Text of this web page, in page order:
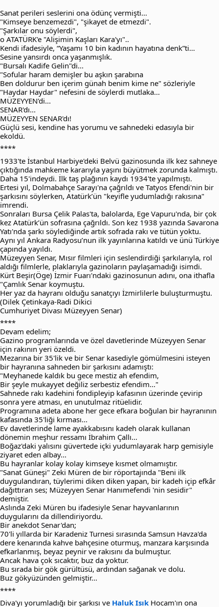
Sanat perileri seslerini ona ödünç vermişti...
"Kimseye benzemezdi", "şikayet de etmezdi".
"Şarkılar onu söylerdi",
o ATATÜRK'e "Alişimin Kaşları Kara'yı"..
Kendi ifadesiyle, “Yaşamı 10 bin kadının hayatına denk”ti…
Sesine yansırdı onca yaşanmışlık.
"Bursalı Kadife Gelin"di...
"Sofular haram demişler bu aşkın şarabına
Ben doldurur ben içerim günah benim kime ne" sözleriyle
"Haydar Haydar" nefesini de söylerdi mutlaka...
MÜZEYYEN'di...
SENAR'dı...
MÜZEYYEN SENAR'dı!
Güçlü sesi, kendine has yorumu ve sahnedeki edasıyla bir
ekoldü.
****
1933'te İstanbul Harbiye'deki Belvü gazinosunda ilk kez sahneye
çıktığında mahkeme kararıyla yaşını büyütmek zorunda kalmıştı.
Daha 15'indeydi. İlk taş plağının kaydı 1934'te yapılmıştı.
Ertesi yıl, Dolmabahçe Sarayı'na çağrıldı ve Tatyos Efendi'nin bir
şarkısını söylerken, Atatürk’ün "keyifle yudumladığı rakısına"
imrendi.
Sonraları Bursa Çelik Palas'ta, balolarda, Ege Vapuru'nda, bir çok
kez Atatürk’ün sofrasına çağrıldı. Son kez 1938 yazında Savarona
Yatı'nda şarkı söylediğinde artık sofrada rakı ve tütün yoktu.
Aynı yıl Ankara Radyosu’nun ilk yayınlarına katıldı ve ünü Türkiye
çapında yayıldı.
Müzeyyen Senar, Mısır filmleri için seslendirdiği şarkılarıyla, rol
aldığı filmlerle, plaklarıyla gazinoların paylaşamadığı isimdi.
Kürt Beşir(Öge) İzmir Fuarı'ndaki gazinosunun adını, ona ithafla
"Çamlık Senar koymuştu.
Her yaz da hayranı olduğu sanatçıyı İzmirlilerle buluşturmuştu.
(Dilek Çetinkaya-Radi Dikici
Cumhuriyet Divası Müzeyyen Senar)
****
Devam edelim;
Gazino programlarında ve özel davetlerinde Müzeyyen Senar
için rakının yeri özeldi.
Mezarına bir 35'lik ve bir Senar kasediyle gömülmesini isteyen
bir hayranına sahneden bir şarkısını adamıştı:
"Meyhanede kaldık bu gece mestiz ah efendim,
Bir şeyle mukayyet değiliz serbestiz efendim..."
Sahnede rakı kadehini fondipleyip kafasının üzerinde çevirip
sonra yere atması, en unutulmaz ritüelidir.
Programına adeta abone her gece efkara boğulan bir hayranının
kafasında 35'liği kırması...
Ev davetlerinde lame ayakkabısını kadeh olarak kullanan
dönemin meşhur ressamı İbrahim Çallı...
Boğaz'daki yalısını güvertede içki yudumlayarak harp gemisiyle
ziyaret eden albay...
Bu hayranlar kolay kolay kimseye kısmet olmamıştır.
"Sanat Güneşi" Zeki Müren de bir röportajında "Beni ilk
duygulandıran, tüylerimi diken diken yapan, bir kadeh içip efkâr
dağıttıran ses; Müzeyyen Senar Hanımefendi 'nin sesidir"
demiştir.
Aslında Zeki Müren bu ifadesiyle Senar hayvanlarının
duygularını da dillendiriyordu.
Bir anekdot Senar'dan;
70'li yıllarda bir Karadeniz Turnesi sırasında Samsun Havza'da
dere kenarında kahve bahçesine oturmuş, manzara karşısında
efkarlanmış, beyaz peynir ve rakısını da bulmuştur.
Ancak hava çok sıcaktır, buz da yoktur.
Bu sırada bir gök gürültüsü, ardından sağanak ve dolu.
Buz gökyüzünden gelmiştir...
****
Diva'yı yorumladığı bir şarkısı ve Haluk Isık Hocam'ın ona